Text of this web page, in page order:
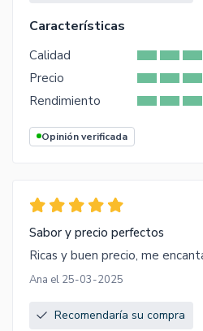
Características
Calidad
Precio
Rendimiento
Opinión verificada
Sabor y precio perfectos
Ricas y buen precio, me
Ana el 25-03-2025
Recomendaría su compra